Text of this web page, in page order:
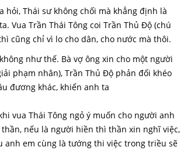
Thái sư không chối mà khẳng định là
Vua Trần Thái Tông coi Trần Thủ Độ (chú
cũng chỉ vì lo cho dân, cho nước mà thôi.
như thế. Bà vợ ông xin cho một người
phạm nhân), Trần Thủ Độ phản đối khéo
đương khác, khiến anh ta
vua Thái Tông ngỏ ý muốn cho người anh
nếu là người hiền thì thần xin nghĩ việc,
anh em cùng là tướng thi việc trong triều sẽ